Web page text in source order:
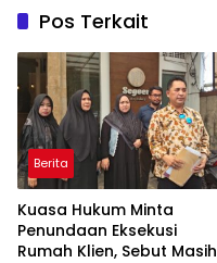
Pos Terkait
Berita
Kuasa Hukum Minta
Penundaan Eksekusi
Rumah Klien, Sebut Masih